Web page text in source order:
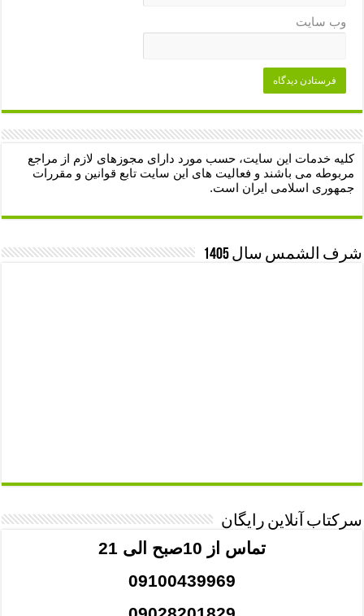
وب‌ سایت
کلیه خدمات این سایت، حسب مورد دارای مجوزهای لازم از مراجع
مربوطه می باشند و فعالیت های این سایت تابع قوانین و مقررات
جمهوری اسلامی ایران است.
شرف الشمس سال 1405
سرکتاب آنلاین رایگان
تماس از 10صبح الی 21
09100439969